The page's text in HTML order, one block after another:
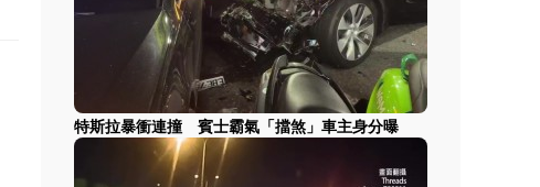
特斯拉暴衝連撞 賓士霸氣「擋煞」車主身分曝